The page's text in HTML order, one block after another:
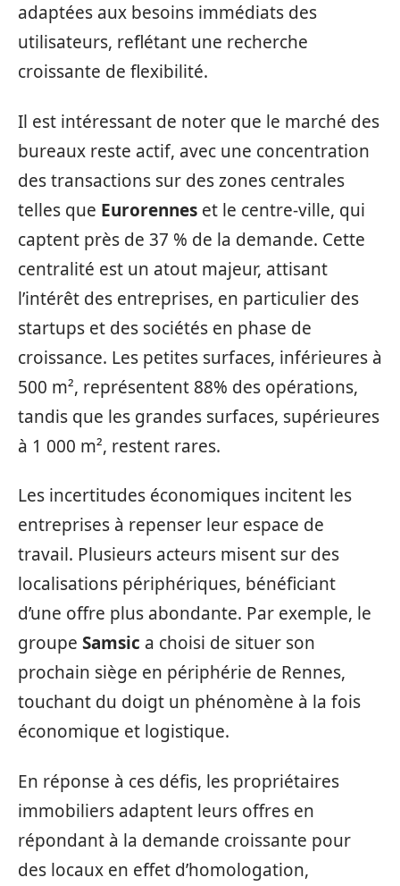
adaptées aux besoins immédiats des
utilisateurs, reflétant une recherche
croissante de flexibilité.
Il est intéressant de noter que le marché des
bureaux reste actif, avec une concentration
des transactions sur des zones centrales
telles que Eurorennes et le centre-ville, qui
captent près de 37 % de la demande. Cette
centralité est un atout majeur, attisant
l’intérêt des entreprises, en particulier des
startups et des sociétés en phase de
croissance. Les petites surfaces, inférieures à
500 m², représentent 88% des opérations,
tandis que les grandes surfaces, supérieures
à 1 000 m², restent rares.
Les incertitudes économiques incitent les
entreprises à repenser leur espace de
travail. Plusieurs acteurs misent sur des
localisations périphériques, bénéficiant
d’une offre plus abondante. Par exemple, le
groupe Samsic a choisi de situer son
prochain siège en périphérie de Rennes,
touchant du doigt un phénomène à la fois
économique et logistique.
En réponse à ces défis, les propriétaires
immobiliers adaptent leurs offres en
répondant à la demande croissante pour
des locaux en effet d’homologation,